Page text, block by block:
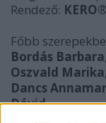
Rendező: KERO®
Főbb
Bordás
Oszvald
Dancs
Dávid